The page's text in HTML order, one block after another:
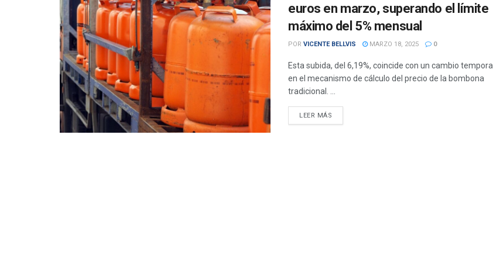
euros en marzo, superando el límite
máximo del 5% mensual
POR VICENTE BELLVIS MARZO 18, 2025 0
Esta subida, del 6,19%, coincide con un cambio temporal
en el mecanismo de cálculo del precio de la bombona
tradicional. ...
LEER MÁS